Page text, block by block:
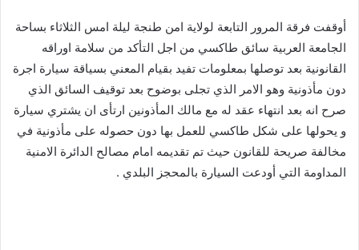
أوقفت فرقة المرور التابعة لولاية امن طنجة ليلة امس الثلاثاء بساحة
الجامعة العربية سائق طاكسي من اجل التأكد من سلامة اوراقه
القانونية بعد توصلها بمعلومات تفيد بقيام المعني بسياقة سيارة اجرة
دون مأذونية وهو الامر الذي تجلى بوضوح بعد توقيف السائق الذي
صرح انه بعد انتهاء عقد له مع مالك المأذونين ارتأى ان يشتري سيارة
و يحولها على شكل طاكسي للعمل بها دون حصوله على مأذونية في
مخالفة صريحة للقانون حيث تم تقديمه امام مصالح الدائرة الامنية
المداومة التي أودعت السيارة بالمحجز البلدي .